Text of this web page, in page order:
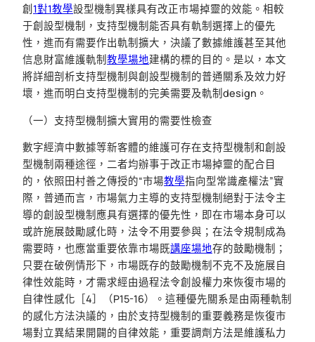
創 1對1教學設型機制異樣具有改正市場掉靈的效能。相較
于創設型機制，支持型機制能否具有軌制選擇上的優先
性，進而有需要作出軌制擴大，決議了數據維護甚至其他
信息財富維護軌制 教學場地建構的標的目的。是以，本文
將詳細剖析支持型機制與創設型機制的普通關系及效力好
壞，進而明白支持型機制的完美需要及軌制design。
（一）支持型機制擴大實用的需要性檢查
數字經濟中數據等新客體的維護可存在支持型機制和創設
型機制兩種途徑，二者均辦事于改正市場掉靈的配合目
的，依照田村善之傳授的“市場教學指向型常識產權法”實
際，普通而言，市場氣力主導的支持型機制絕對于法令主
導的創設型機制應具有選擇的優先性，即在市場本身可以
或許施展鼓勵感化時，法令不用要參與；在法令規制成為
需要時，也應當重要依靠市場既講座場地存的鼓勵機制；
只要在破例情形下，市場既存的鼓勵機制不克不及施展自
律性效能時，才需求經由過程法令創設權力來恢復市場的
自律性感化［4］（P15-16）。這種優先關系是由兩種軌制
的感化方法決議的，由於支持型機制的重要義務是恢復市
場對立異結果開闢的自律效能，重要調劑方法是維護私力